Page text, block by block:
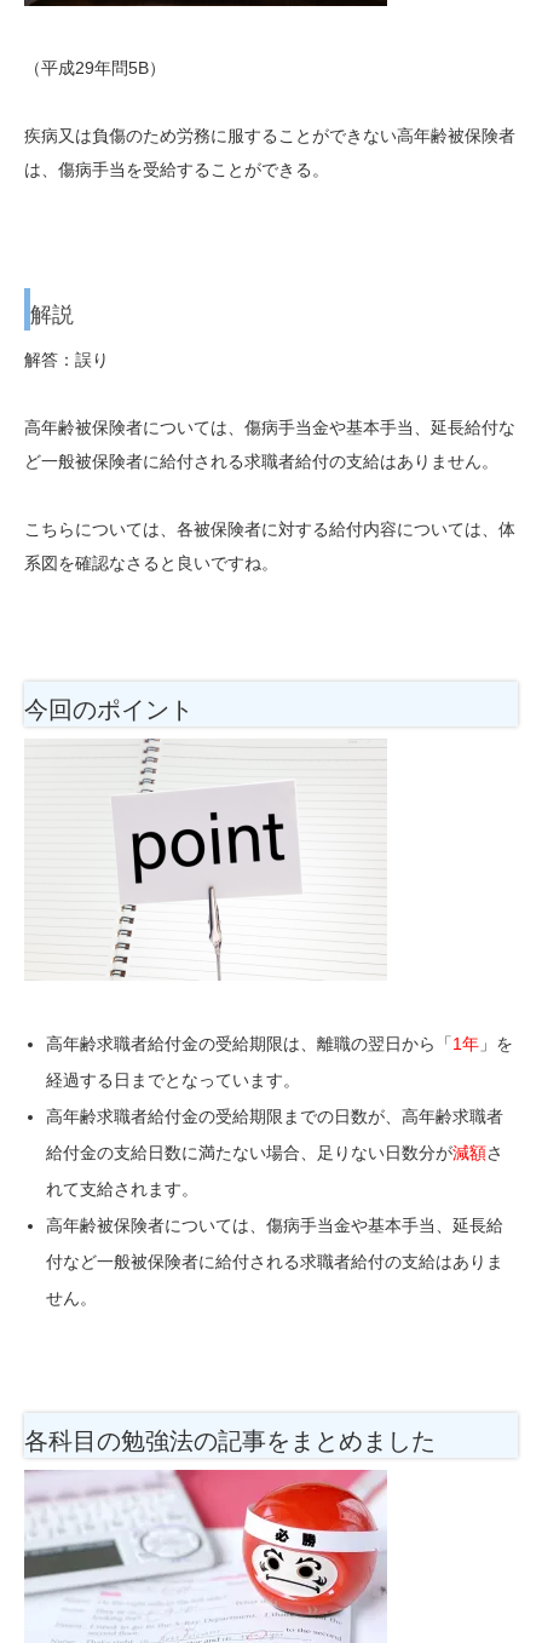
（平成29年問5B）
疾病又は負傷のため労務に服することができない高年齢被保険者
は、傷病手当を受給することができる。
解説
解答：誤り
高年齢被保険者については、傷病手当金や基本手当、延長給付な
ど一般被保険者に給付される求職者給付の支給はありません。
こちらについては、各被保険者に対する給付内容については、体
系図を確認なさると良いですね。
今回のポイント
高年齢求職者給付金の受給期限は、離職の翌日から「1年 」を
経過する日までとなっています。
高年齢求職者給付金の受給期限までの日数が、高年齢求職者
給付金の支給日数に満たない場合、足りない日数分が減額さ
れて支給されます。
高年齢被保険者については、傷病手当金や基本手当、延長給
付など一般被保険者に給付される求職者給付の支給はありま
せん。
各科目の勉強法の記事をまとめました